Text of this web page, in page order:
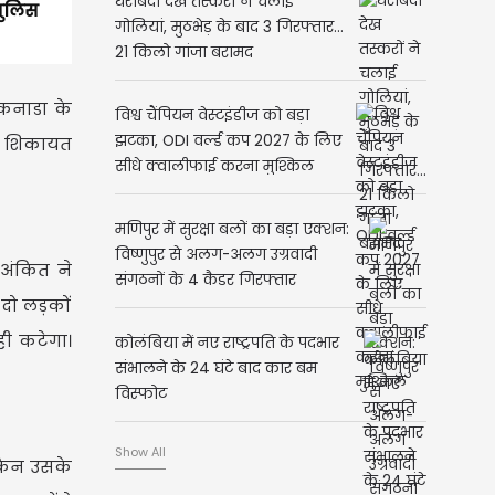
के
अंकित ने
लड़कों
कटेगा।
उसके
गोलियां, मुठभेड़ के बाद 3 गिरफ्तार...
21 किलो गांजा बरामद
विश्व चैंपियन वेस्टइंडीज को बड़ा
झटका, ODI वर्ल्ड कप 2027 के लिए
सीधे क्वालीफाई करना मुश्किल
मणिपुर में सुरक्षा बलों का बड़ा एक्शन:
विष्णुपुर से अलग-अलग उग्रवादी
संगठनों के 4 कैडर गिरफ्तार
कोलंबिया में नए राष्ट्रपति के पदभार
संभालने के 24 घंटे बाद कार बम
विस्फोट
Show All